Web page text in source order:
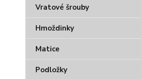
Vratové šrouby
Hmoždinky
Matice
Podložky